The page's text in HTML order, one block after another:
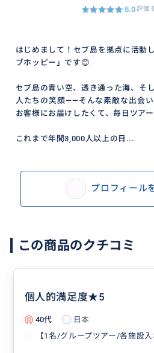
5.0評価
はじめまして！セブ島を拠点に活動
ブホッピー」です😊
セブ島の青い空、透き通った海、そ
人たちの笑顔——そんな素敵な出会
お客様にお届けしたくて、毎日ツア
これまで年間3,000人以上の日...
プロフィール
この商品のクチコミ
個人的満足度★5
40代 日本
【1名/グループツアー/各施設